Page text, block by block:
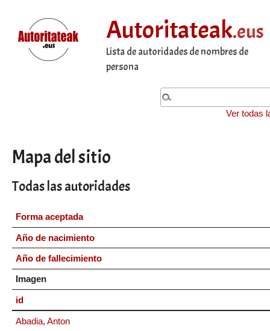
Autoritateak.eus
Lista de autoridades de nombres de
persona
Ver todas
Mapa del sitio
Todas las autoridades
Forma aceptada
Año de nacimiento
Año de fallecimiento
Imagen
id
Abadia, Anton